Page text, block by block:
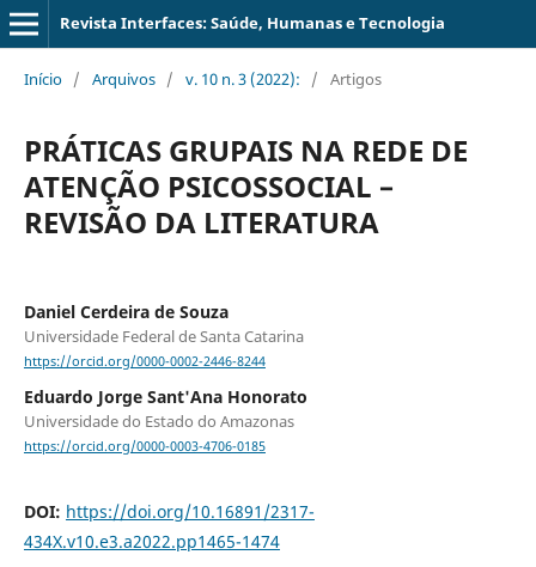
Revista Interfaces: Saúde, Humanas e Tecnologia
Início / Arquivos / v. 10 n. 3 (2022): / Artigos
PRÁTICAS GRUPAIS NA REDE DE
ATENÇÃO PSICOSSOCIAL –
REVISÃO DA LITERATURA
Daniel Cerdeira de Souza
Universidade Federal de Santa Catarina
https://orcid.org/0000-0002-2446-8244
Eduardo Jorge Sant'Ana Honorato
Universidade do Estado do Amazonas
https://orcid.org/0000-0003-4706-0185
DOI: https://doi.org/10.16891/2317-
434X.v10.e3.a2022.pp1465-1474